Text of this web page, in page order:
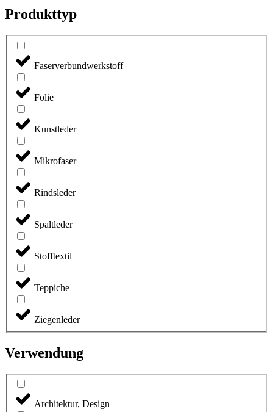
Produkttyp
Faserverbundwerkstoff
Folie
Kunstleder
Mikrofaser
Rindsleder
Spaltleder
Stofftextil
Teppiche
Ziegenleder
Verwendung
Architektur, Design